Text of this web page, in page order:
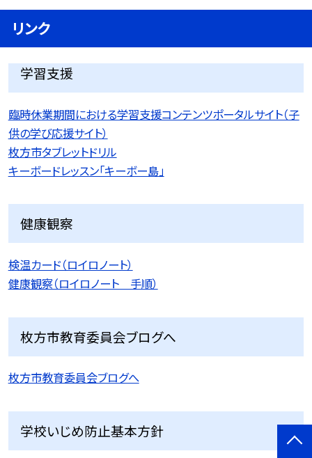
リンク
学習支援
臨時休業期間における学習支援コンテンツポータルサイト（子
供の学び応援サイト）
枚方市タブレットドリル
キーボードレッスン「キーボー島」
健康観察
検温カード（ロイロノート）
健康観察（ロイロノート 手順）
枚方市教育委員会ブログへ
枚方市教育委員会ブログへ
学校いじめ防止基本方針